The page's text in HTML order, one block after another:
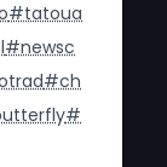
#tatoua
#newsc
#ch
#